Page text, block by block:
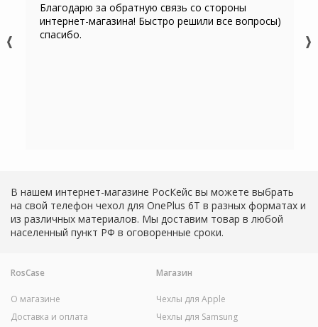
Благодарю за обратную связь со стороны
интернет-магазина! Быстро решили все вопросы)
спасибо.
В нашем интернет-магазине РосКейс вы можете выбрать
на свой телефон чехол для OnePlus 6T в разных форматах и
из различных материалов. Мы доставим товар в любой
населенный пункт РФ в оговоренные сроки.
RosCase
О магазине
Доставка и оплата
Магазин
Чехлы для Apple
Чехлы для Samsung